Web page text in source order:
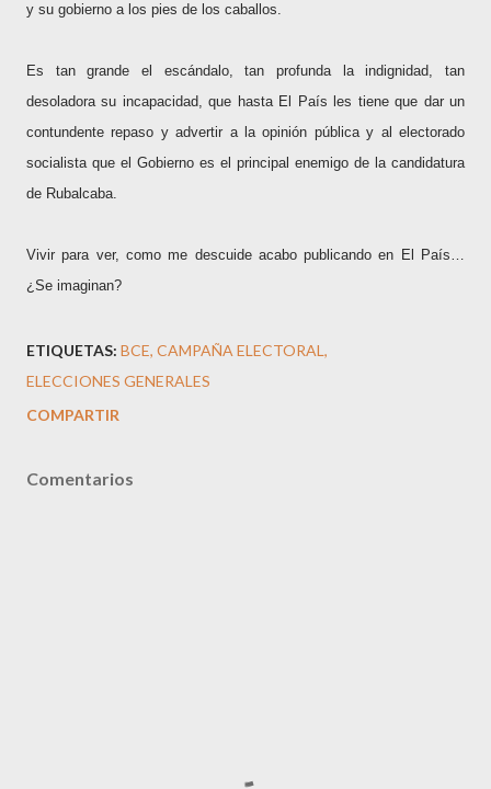
y su gobierno a los pies de los caballos.
Es tan grande el escándalo, tan profunda la indignidad, tan
desoladora su incapacidad, que hasta El País les tiene que dar un
contundente repaso y advertir a la opinión pública y al electorado
socialista que el Gobierno es el principal enemigo de la candidatura
de Rubalcaba.
Vivir para ver, como me descuide acabo publicando en El País…
¿Se imaginan?
ETIQUETAS: BCE CAMPAÑA ELECTORAL
ELECCIONES GENERALES
COMPARTIR
Comentarios